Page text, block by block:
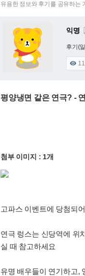
유용한 정보와 후기를 공유하는
익명
후기(

평양냉면 같은 연극? -
첨부 이미지 : 1개
고파스 이벤트에 당첨되
연극 렁스는 신당역에 위
실 때 참고하세요
유명 배우들이 연기하고,